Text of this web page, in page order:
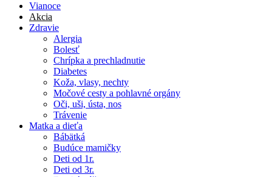
Vianoce
Akcia
Zdravie
Alergia
Bolesť
Chrípka a prechladnutie
Diabetes
Koža, vlasy, nechty
Močové cesty a pohlavné orgány
Oči, uši, ústa, nos
Trávenie
Matka a dieťa
Bábätká
Budúce mamičky
Deti od 1r.
Deti od 3r.